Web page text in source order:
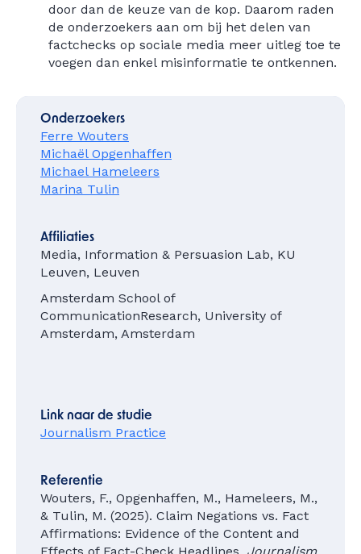
door dan de keuze van de kop. Daarom raden
de onderzoekers aan om bij het delen van
factchecks op sociale media meer uitleg toe te
voegen dan enkel misinformatie te ontkennen.
Onderzoekers
Ferre Wouters
Michaël Opgenhaffen
Michael Hameleers
Marina Tulin
Affiliaties
Media, Information & Persuasion Lab, KU
Leuven, Leuven
Amsterdam School of
CommunicationResearch, University of
Amsterdam, Amsterdam
Link naar de studie
Journalism Practice
Referentie
Wouters, F., Opgenhaffen, M., Hameleers, M.,
& Tulin, M. (2025). Claim Negations vs. Fact
Affirmations: Evidence of the Content and